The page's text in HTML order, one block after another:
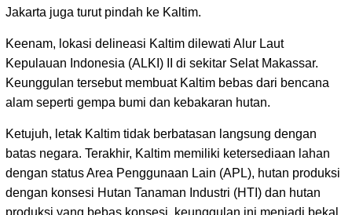
Jakarta juga turut pindah ke Kaltim.
Keenam, lokasi delineasi Kaltim dilewati Alur Laut
Kepulauan Indonesia (ALKI) II di sekitar Selat Makassar.
Keunggulan tersebut membuat Kaltim bebas dari bencana
alam seperti gempa bumi dan kebakaran hutan.
Ketujuh, letak Kaltim tidak berbatasan langsung dengan
batas negara. Terakhir, Kaltim memiliki ketersediaan lahan
dengan status Area Penggunaan Lain (APL), hutan produksi
dengan konsesi Hutan Tanaman Industri (HTI) dan hutan
produksi yang bebas konsesi, keunggulan ini menjadi bekal